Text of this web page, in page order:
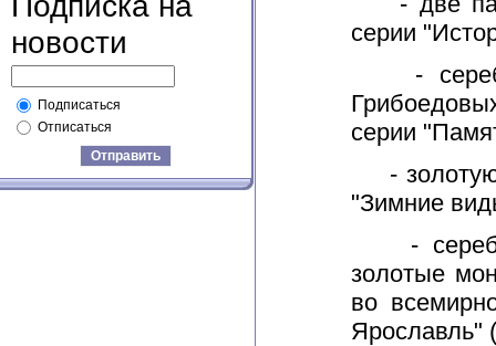
новости
Подписаться
Отписаться
Отправить
серии
-
серии
- золотую
"Зимние
-
золотые
во
Ярославль"